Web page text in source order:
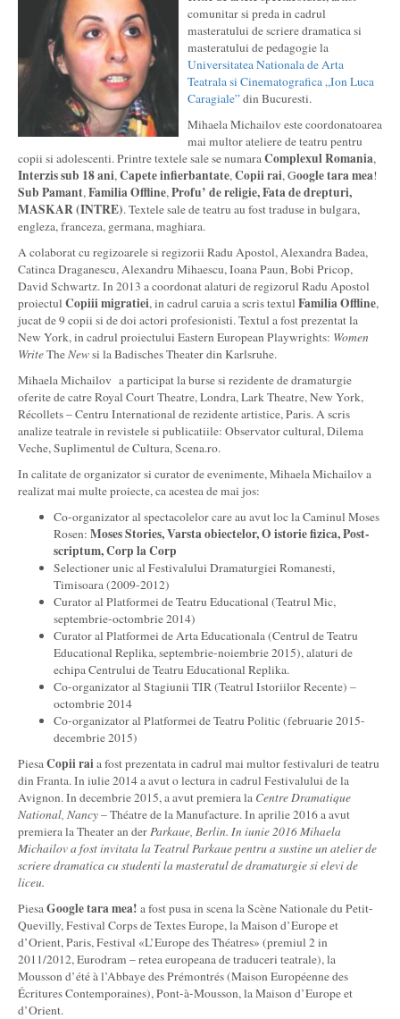
comunitar si preda in cadrul
masteratului de scriere dramatica si
masteratului de pedagogie la
Universitatea Nationala de Arta
Teatrala si Cinematografica „Ion Luca
Caragiale”din Bucuresti.
Mihaela Michailov este coordonatoarea
mai multor ateliere de teatru pentru
copii si adolescenti. Printre textele sale se numaraComplexul Romania,
Interzis sub 18 ani,Capete infierbantate,Copii rai, Google tara mea!
Sub Pamant,Familia Offline,Profu’ de religie, Fata de drepturi,
MASKAR (INTRE). Textele sale de teatru au fost traduse in bulgara,
engleza, franceza, germana, maghiara.
A colaborat cu regizoarele si regizorii Radu Apostol, Alexandra Badea,
Catinca Draganescu, Alexandru Mihaescu, Ioana Paun, Bobi Pricop,
David Schwartz. In 2013 a coordonat alaturi de regizorul Radu Apostol
proiectul Copiii migratiei, in cadrul caruia a scris textul Familia Offline,
jucat de 9 copii si de doi actori profesionisti. Textul a fost prezentat la
New York, in cadrul proiectului Eastern European Playwrights: Women
WriteTheNewsi la Badisches Theater din Karlsruhe.
Mihaela Michailov a participat la burse si rezidente de dramaturgie
oferite de catre Royal Court Theatre, Londra, Lark Theatre, New York,
Récollets – Centru International de rezidente artistice, Paris. A scris
analize teatrale in revistele si publicatiile: Observator cultural, Dilema
Veche, Suplimentul de Cultura, Scena.ro.
In calitate de organizator si curator de evenimente, Mihaela Michailov a
realizat mai multe proiecte, ca acestea de mai jos:
Co-organizator al spectacolelor care au avut loc la Caminul Moses
Rosen: Moses Stories, Varsta obiectelor, O istorie fizica, Post-
scriptum, Corp la Corp
Selectioner unic al Festivalului Dramaturgiei Romanesti,
Timisoara (2009-2012)
Curator al Platformei de Teatru Educational (Teatrul Mic,
septembrie-octombrie 2014)
Curator al Platformei de Arta Educationala (Centrul de Teatru
Educational Replika, septembrie-noiembrie 2015), alaturi de
echipa Centrului de Teatru Educational Replika.
Co-organizator al Stagiunii TIR (Teatrul Istoriilor Recente) –
octombrie 2014
Co-organizator al Platformei de Teatru Politic (februarie 2015-
decembrie 2015)
PiesaCopii raia fost prezentata in cadrul mai multor festivaluri de teatru
din Franta. In iulie 2014 a avut o lectura in cadrul Festivalului de la
Avignon. In decembrie 2015, a avut premiera la Centre Dramatique
National, Nancy– Théatre de la Manufacture. In aprilie 2016 a avut
premiera la Theater an derParkaue, Berlin. In iunie 2016 Mihaela
Michailov a fost invitatala Teatrul Parkaue pentru a sustine un atelier de
scriere dramaticacu studenti la masteratul de dramaturgiesi elevi de
liceu.
PiesaGoogle tara mea! a fost pusa in scena la Scène Nationale du Petit-
Quevilly, Festival Corps de Textes Europe, la Maison d’Europe et
d’Orient, Paris, Festival «L’Europe des Théatres» (premiul 2 in
2011/2012, Eurodram – retea europeana de traduceri teatrale), la
Mousson d’été à l’Abbaye des Prémontrés (Maison Européenne des
Écritures Contemporaines), Pont-à-Mousson, la Maison d’Europe et
d’Orient.